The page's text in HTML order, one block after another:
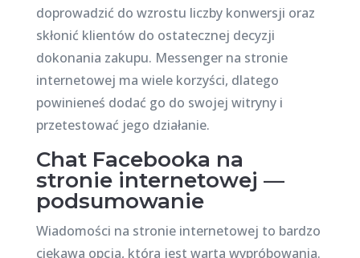
doprowadzić do wzrostu liczby konwersji oraz
skłonić klientów do ostatecznej decyzji
dokonania zakupu. Messenger na stronie
internetowej ma wiele korzyści, dlatego
powinieneś dodać go do swojej witryny i
przetestować jego działanie.
Chat Facebooka na
stronie internetowej —
podsumowanie
Wiadomości na stronie internetowej to bardzo
ciekawa opcja, która jest warta wypróbowania.